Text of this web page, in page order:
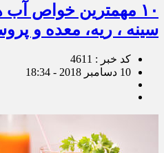
۱۰ مهمترین خواص
سینه ، ریه، معده و
کد خبر : 4611
10 دسامبر 2018 - 18:34